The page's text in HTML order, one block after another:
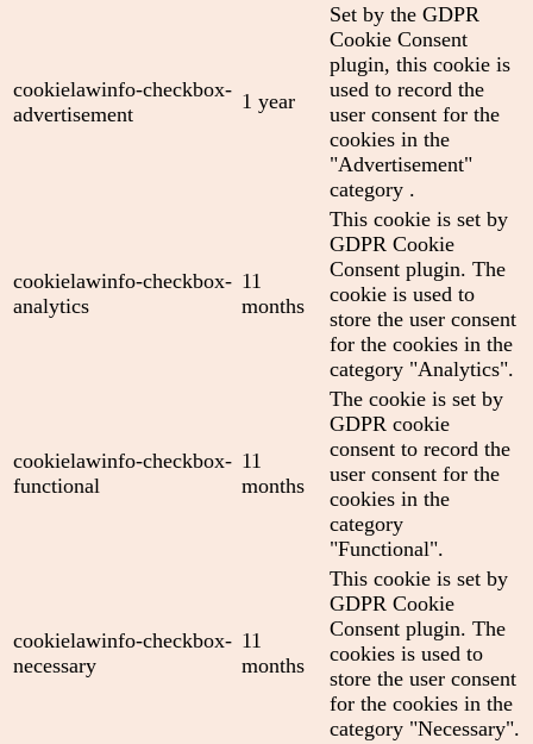
cookielawinfo-checkbox-
advertisement
1 year
Set by the GDPR
Cookie Consent
plugin, this cookie is
used to record the
user consent for the
cookies in the
"Advertisement"
category .
cookielawinfo-checkbox-
analytics
11
months
This cookie is set by
GDPR Cookie
Consent plugin. The
cookie is used to
store the user consent
for the cookies in the
category "Analytics".
cookielawinfo-checkbox-
functional
11
months
The cookie is set by
GDPR cookie
consent to record the
user consent for the
cookies in the
category
"Functional".
cookielawinfo-checkbox-
necessary
11
months
This cookie is set by
GDPR Cookie
Consent plugin. The
cookies is used to
store the user consent
for the cookies in the
category "Necessary".